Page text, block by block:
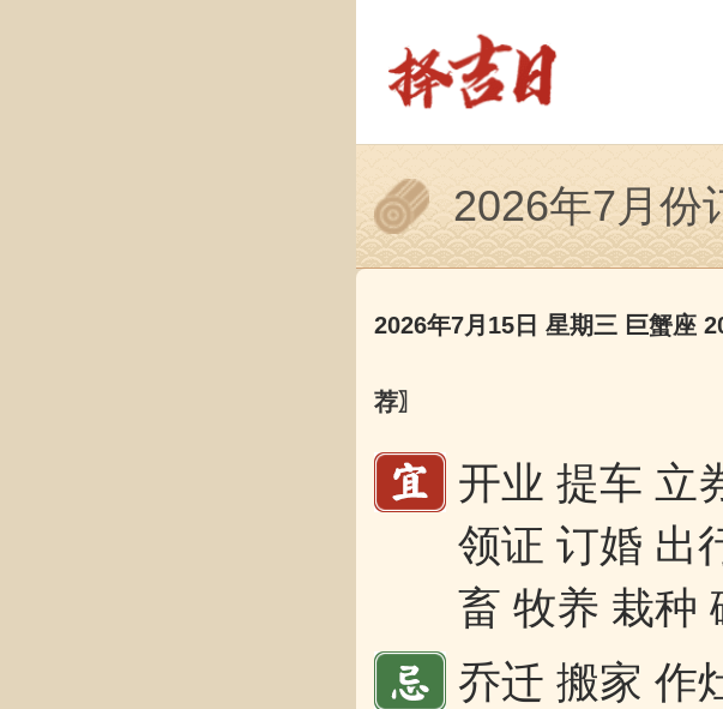
2026年7月份
2026年7月15日 星期三 巨蟹座
荐〗
开业 提车 立
领证 订婚 出
畜 牧养 栽种
乔迁 搬家 作